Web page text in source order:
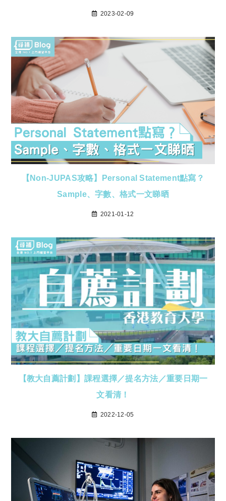
2023-02-09
【Non-JUPAS攻略】Personal Statement點寫？
Sample、字數、格式一文睇晒
2021-01-12
【教大自薦計劃】課程選擇／提名方法／重要日期一
文看清！
2022-12-05